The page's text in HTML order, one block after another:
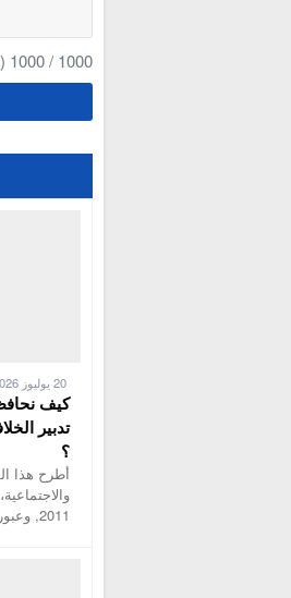
1000
/
1000
كيف
تدبير
؟
أطرح هذا
2011, وعبور المرحلة التي أتت بعده خرجنا